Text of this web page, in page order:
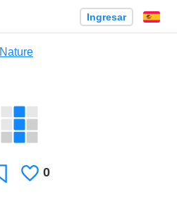
Ingresar
Nature
Favoritos
Le
0